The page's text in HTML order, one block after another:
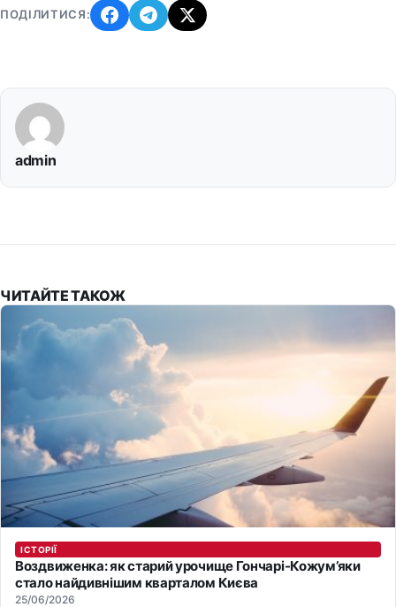
ПОДІЛИТИСЯ:
admin
ЧИТАЙТЕ ТАКОЖ
ІСТОРІЇ
Воздвиженка: як старий урочище Гончарі-Кожум’яки
стало найдивнішим кварталом Києва
25/06/2026